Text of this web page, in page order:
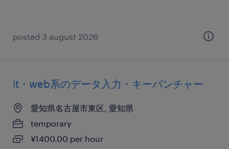
posted 3 august 2026
it・web系のデータ入力・キーパンチャー
愛知県名古屋市東区, 愛知県
temporary
¥1400.00 per hour